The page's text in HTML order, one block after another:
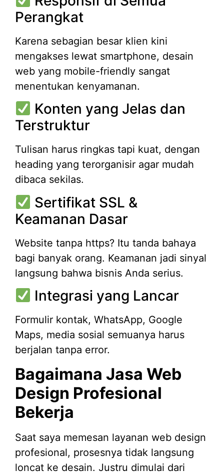
Perangkat
Karena sebagian besar klien kini
mengakses lewat smartphone, desain
web yang mobile-friendly sangat
menentukan kenyamanan.
Konten yang Jelas dan
Terstruktur
Tulisan harus ringkas tapi kuat, dengan
heading yang terorganisir agar mudah
dibaca sekilas.
Sertifikat SSL &
Keamanan Dasar
Website tanpa https? Itu tanda bahaya
bagi banyak orang. Keamanan jadi sinyal
langsung bahwa bisnis Anda serius.
Integrasi yang Lancar
Formulir kontak, WhatsApp, Google
Maps, media sosial semuanya harus
berjalan tanpa error.
Bagaimana Jasa Web
Design Profesional
Bekerja
Saat saya memesan layanan web design
profesional, prosesnya tidak langsung
loncat ke desain. Justru dimulai dari